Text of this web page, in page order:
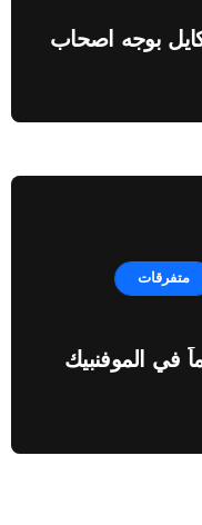
بوجه اصحاب
متفرقات
في الموفنبيك